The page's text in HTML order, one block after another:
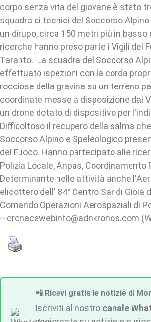
corpo senza vita del giovane è stato
squadra di tecnici del Soccorso
un dirupo, circa 150 metri più in basso
ricerche hanno preso parte i Vigili del
Taranto. La squadra del Soccorso
effettuato ispezioni con la corda
rocciose della gravina su un terreno
coordinate messe a disposizione dai
un drone dotato di dispositivo per
Difficoltoso il recupero della salma
Soccorso Alpino e Speleologico
del Fuoco. Hanno partecipato alle
Polizia Locale, Anpas,
Determinante nelle attività anche
elicottero dell' 84° Centro Sar di Gioia
Comando Operazioni Aerospaziali di
—cronacawebinfo@adnkronos.com
📲 Ricevi gratis le notizie di
Iscriviti al nostro canale